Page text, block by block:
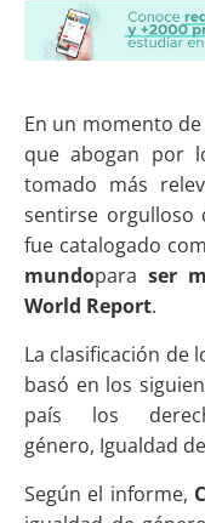
En un momento
que abogan por
tomado más
sentirse orgulloso
fue catalogado
mundopara ser
World Report.
La clasificación de
basó en los
país los
género, Igualdad
Según el informe,